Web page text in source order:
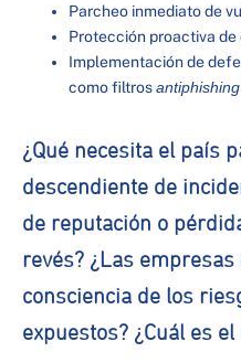
Parcheo inmediato de
Protección proactiva
Implementación de
como filtrosantiphishing
¿Qué necesita el país
descendiente de
de reputación o
revés? ¿Las
consciencia de los
expuestos? ¿Cuál es